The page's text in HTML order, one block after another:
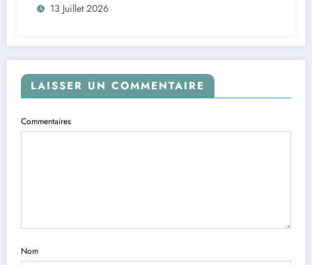
13 Juillet 2026
LAISSER UN COMMENTAIRE
Commentaires
Nom